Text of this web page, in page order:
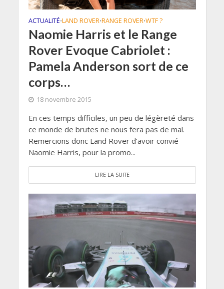
ACTUALITÉ•LAND ROVER•RANGE ROVER•WTF ?
Naomie Harris et le Range
Rover Evoque Cabriolet :
Pamela Anderson sort de ce
corps…
18 novembre 2015
En ces temps difficiles, un peu de légèreté dans
ce monde de brutes ne nous fera pas de mal.
Remercions donc Land Rover d’avoir convié
Naomie Harris, pour la promo...
LIRE LA SUITE